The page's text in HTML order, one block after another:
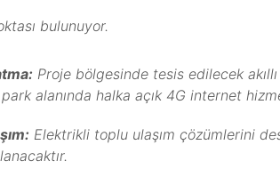
bulunuyor.
Proje bölgesinde tesis edilecek
alanında halka açık 4G internet
Elektrikli toplu ulaşım çözümlerini